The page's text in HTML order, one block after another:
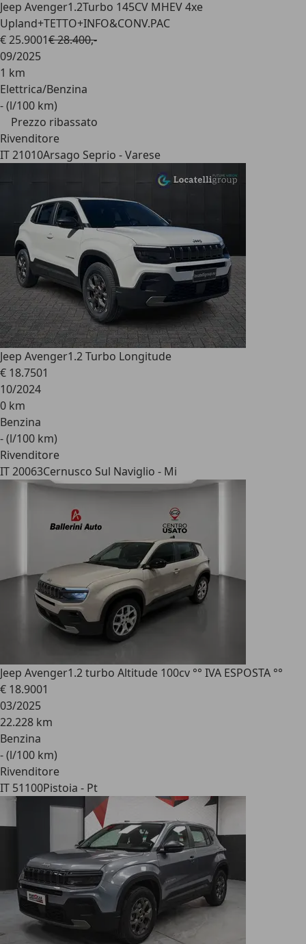
Jeep Avenger1.2Turbo 145CV MHEV 4xe
Upland+TETTO+INFO&CONV.PAC
€ 25.9001€ 28.400,-
09/2025
1 km
Elettrica/Benzina
- (l/100 km)
Prezzo ribassato
Rivenditore
IT 21010Arsago Seprio - Varese
Jeep Avenger1.2 Turbo Longitude
€ 18.7501
10/2024
0 km
Benzina
- (l/100 km)
Rivenditore
IT 20063Cernusco Sul Naviglio - Mi
Jeep Avenger1.2 turbo Altitude 100cv °° IVA ESPOSTA °°
€ 18.9001
03/2025
22.228 km
Benzina
- (l/100 km)
Rivenditore
IT 51100Pistoia - Pt